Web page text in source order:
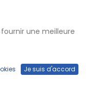
une meilleure
Je suis d'accord